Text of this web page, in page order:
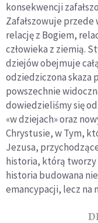
konsekwencji
Zafałszowuje
relację z Bogiem,
człowieka z ziemią.
dziejów obejmuje
odziedziczona skaza
powszechnie
dowiedzieliśmy się
«w dziejach» oraz
Chrystusie, w Tym,
Jezusa,
historia, którą tworzy
historia budowana
emancypacji, lecz na